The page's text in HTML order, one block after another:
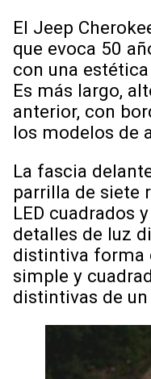
El Jeep
que evoca 50
con una
Es más largo,
anterior, con
los modelos de
La fascia
parrilla de siete
LED cuadrados
detalles de luz
distintiva forma
simple y
distintivas de un